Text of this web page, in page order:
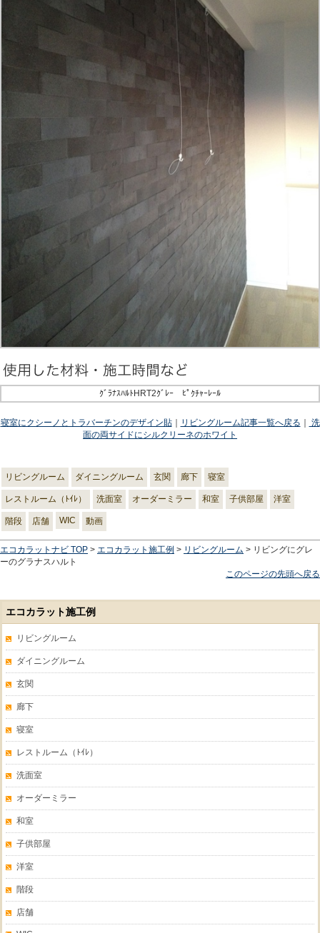
ｸﾞﾗﾅｽﾊﾙﾄHRT2ｸﾞﾚｰ ﾋﾟｸﾁｬｰﾚｰﾙ
寝室にクシーノとトラバーチンのデザイン貼｜ リビングルーム記事一覧へ戻る
洗
面の両サイドにシルクリーネのホワイト
リビングルーム ダイニングルーム 玄関 廊下 寝室
レストルーム（ﾄｲﾚ） 洗面室 オーダーミラー 和室 子供部屋 洋室
階段 店舗 WIC 動画
エコカラットナビ TOP > エコカラット施工例 > リビングルーム > リビングにグレ
ーのグラナスハルト
このページの先頭へ戻る
エコカラット施工例
リビングルーム
ダイニングルーム
玄関
廊下
寝室
レストルーム（ﾄｲﾚ）
洗面室
オーダーミラー
和室
子供部屋
洋室
階段
店舗